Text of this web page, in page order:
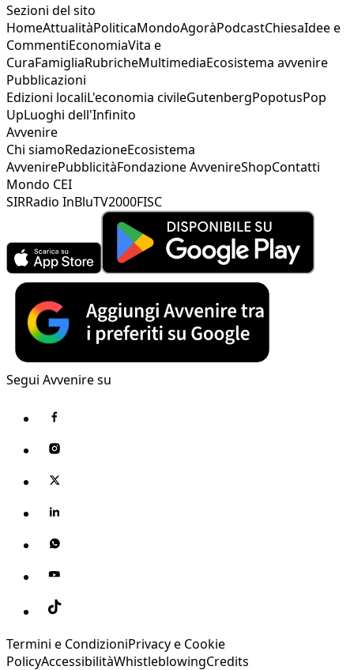
Sezioni del sito
HomeAttualitàPoliticaMondoAgoràPodcastChiesaIdee e
CommentiEconomiaVita e
CuraFamigliaRubricheMultimediaEcosistema avvenire
Pubblicazioni
Edizioni localiL'economia civileGutenbergPopotusPop
UpLuoghi dell'Infinito
Avvenire
Chi siamoRedazioneEcosistema
AvvenirePubblicitàFondazione AvvenireShopContatti
Mondo CEI
SIRRadio InBluTV2000FISC
Segui Avvenire su
Termini e CondizioniPrivacy e Cookie
PolicyAccessibilitàWhistleblowingCredits